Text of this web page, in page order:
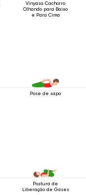
Vinyasa Cachorro
Olhando para Baixo
e Para Cima
Pose de sapo
Postura de
Liberação de Gases